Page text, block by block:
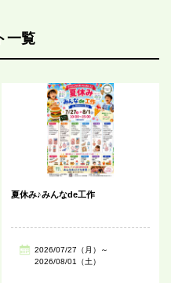
一覧
夏休み♪みんなde工作
2026/07/27（月）～
2026/08/01（土）